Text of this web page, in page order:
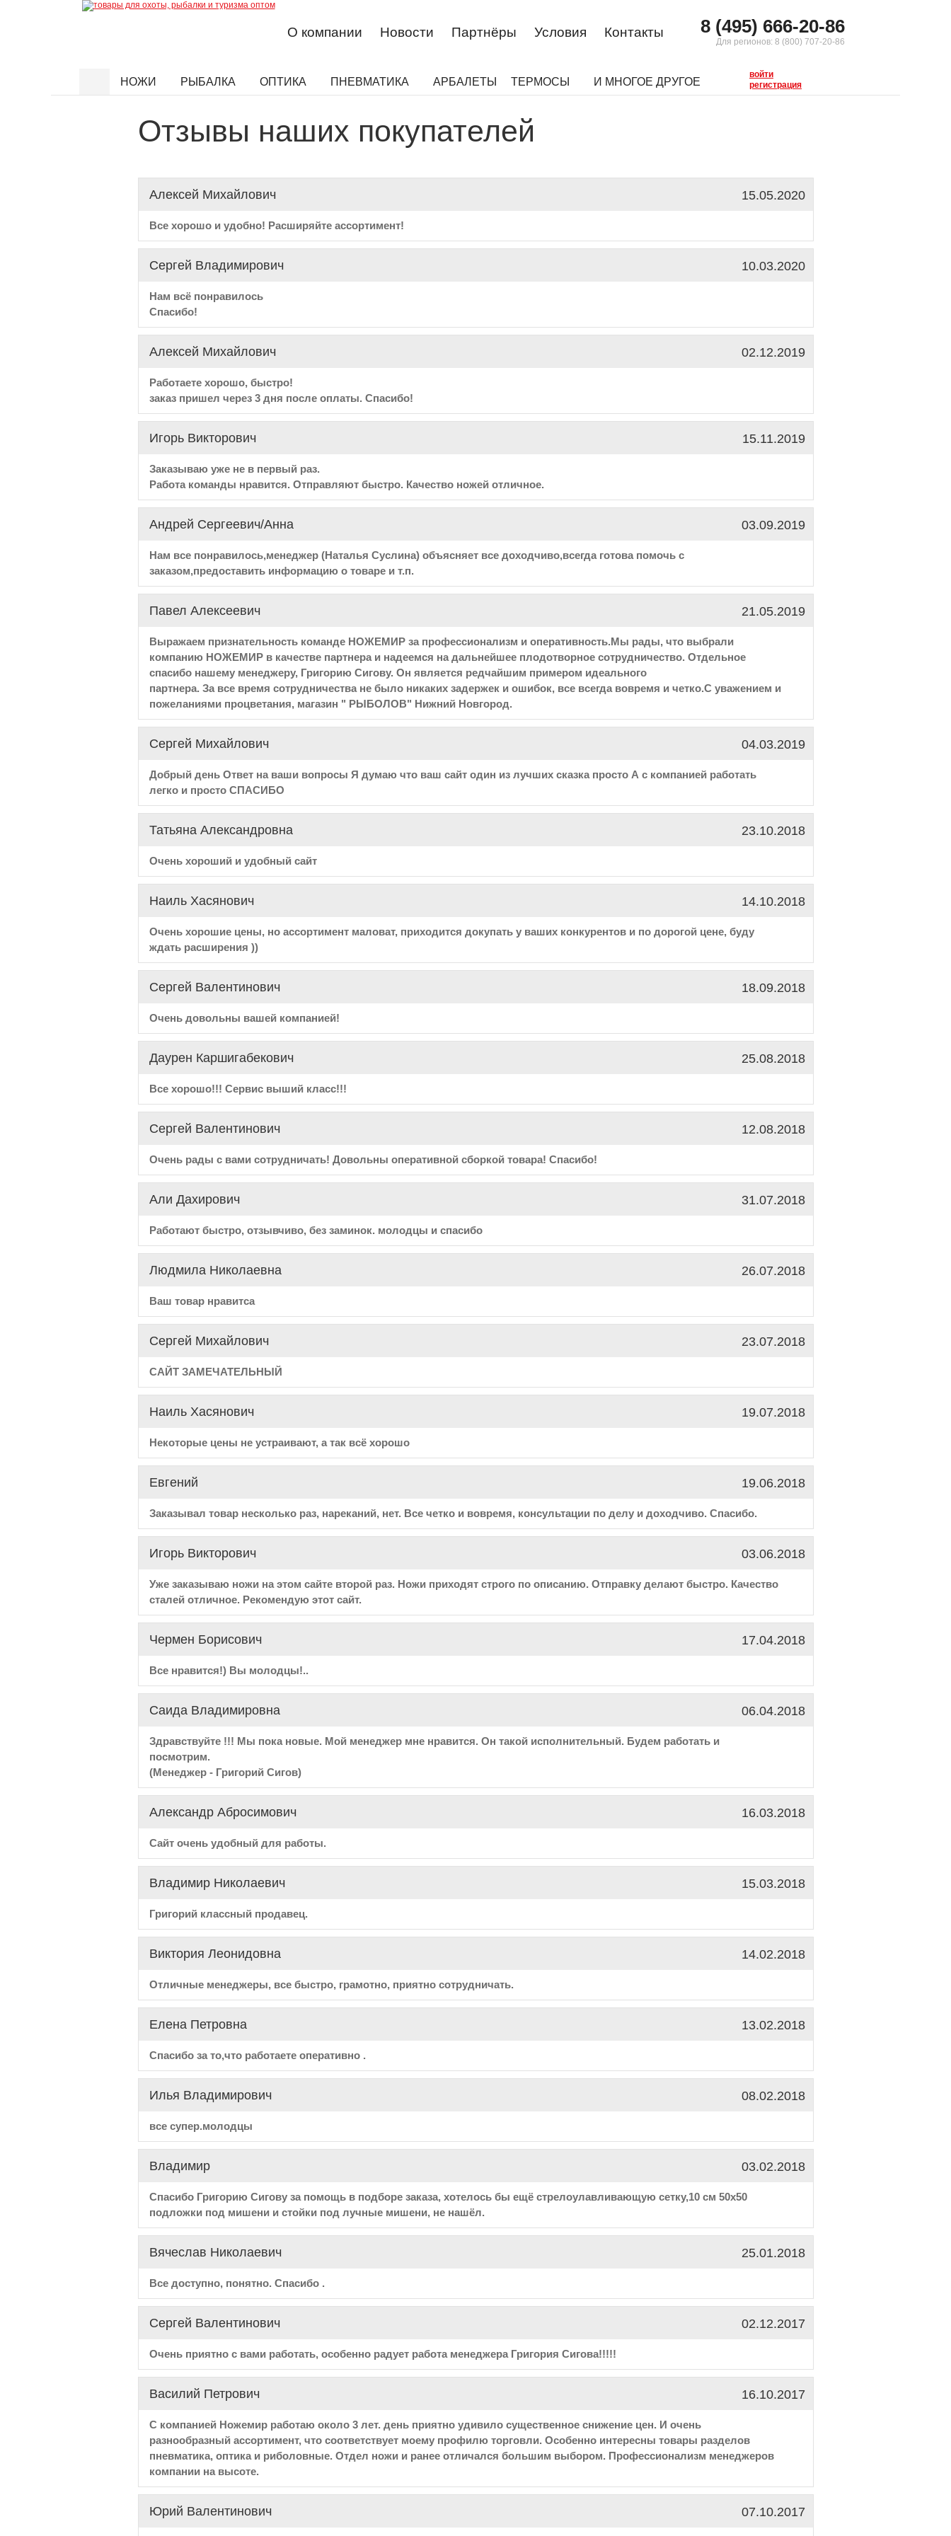
8 (495) 666-20-86
Для регионов: 8 (800) 707-20-86
О компании Новости Партнёры Условия Контакты
НОЖИ РЫБАЛКА ОПТИКА ПНЕВМАТИКА АРБАЛЕТЫ ТЕРМОСЫ И МНОГОЕ ДРУГОЕ
войти
регистрация
Отзывы наших покупателей
Алексей Михайлович 15.05.2020
Все хорошо и удобно! Расширяйте ассортимент!
Сергей Владимирович 10.03.2020
Нам всё понравилось
Спасибо!
Алексей Михайлович 02.12.2019
Работаете хорошо, быстро!
заказ пришел через 3 дня после оплаты. Спасибо!
Игорь Викторович 15.11.2019
Заказываю уже не в первый раз.
Работа команды нравится. Отправляют быстро. Качество ножей отличное.
Андрей Сергеевич/Анна 03.09.2019
Нам все понравилось,менеджер (Наталья Суслина) объясняет все доходчиво,всегда готова помочь с
заказом,предоставить информацию о товаре и т.п.
Павел Алексеевич 21.05.2019
Выражаем признательность команде НОЖЕМИР за профессионализм и оперативность.Мы рады, что выбрали
компанию НОЖЕМИР в качестве партнера и надеемся на дальнейшее плодотворное сотрудничество. Отдельное
спасибо нашему менеджеру, Григорию Сигову. Он является редчайшим примером идеального
партнера. За все время сотрудничества не было никаких задержек и ошибок, все всегда вовремя и четко.С уважением и
пожеланиями процветания, магазин " РЫБОЛОВ" Нижний Новгород.
Сергей Михайлович 04.03.2019
Добрый день Ответ на ваши вопросы Я думаю что ваш сайт один из лучших сказка просто А с компанией работать
легко и просто СПАСИБО
Татьяна Александровна 23.10.2018
Очень хороший и удобный сайт
Наиль Хасянович 14.10.2018
Очень хорошие цены, но ассортимент маловат, приходится докупать у ваших конкурентов и по дорогой цене, буду
ждать расширения ))
Сергей Валентинович 18.09.2018
Очень довольны вашей компанией!
Даурен Каршигабекович 25.08.2018
Все хорошо!!! Сервис выший класс!!!
Сергей Валентинович 12.08.2018
Очень рады с вами сотрудничать! Довольны оперативной сборкой товара! Спасибо!
Али Дахирович 31.07.2018
Работают быстро, отзывчиво, без заминок. молодцы и спасибо
Людмила Николаевна 26.07.2018
Ваш товар нравитса
Сергей Михайлович 23.07.2018
САЙТ ЗАМЕЧАТЕЛЬНЫЙ
Наиль Хасянович 19.07.2018
Некоторые цены не устраивают, а так всё хорошо
Евгений 19.06.2018
Заказывал товар несколько раз, нареканий, нет. Все четко и вовремя, консультации по делу и доходчиво. Спасибо.
Игорь Викторович 03.06.2018
Уже заказываю ножи на этом сайте второй раз. Ножи приходят строго по описанию. Отправку делают быстро. Качество
сталей отличное. Рекомендую этот сайт.
Чермен Борисович 17.04.2018
Все нравится!) Вы молодцы!..
Саида Владимировна 06.04.2018
Здравствуйте !!! Мы пока новые. Мой менеджер мне нравится. Он такой исполнительный. Будем работать и
посмотрим.
(Менеджер - Григорий Сигов)
Александр Абросимович 16.03.2018
Сайт очень удобный для работы.
Владимир Николаевич 15.03.2018
Григорий классный продавец.
Виктория Леонидовна 14.02.2018
Отличные менеджеры, все быстро, грамотно, приятно сотрудничать.
Елена Петровна 13.02.2018
Спасибо за то,что работаете оперативно .
Илья Владимирович 08.02.2018
все супер.молодцы
Владимир 03.02.2018
Спасибо Григорию Сигову за помощь в подборе заказа, хотелось бы ещё стрелоулавливающую сетку,10 см 50х50
подложки под мишени и стойки под лучные мишени, не нашёл.
Вячеслав Николаевич 25.01.2018
Все доступно, понятно. Спасибо .
Сергей Валентинович 02.12.2017
Очень приятно с вами работать, особенно радует работа менеджера Григория Сигова!!!!!
Василий Петрович 16.10.2017
С компанией Ножемир работаю около 3 лет. день приятно удивило существенное снижение цен. И очень
разнообразный ассортимент, что соответствует моему профилю торговли. Особенно интересны товары разделов
пневматика, оптика и риболовные. Отдел ножи и ранее отличался большим выбором. Профессионализм менеджеров
компании на высоте.
Юрий Валентинович 07.10.2017